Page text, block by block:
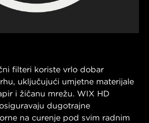
filteri koriste vrlo dobar
uključujući umjetne materijale
i žičanu mrežu. WIX HD
dugotrajne
na curenje pod svim radnim